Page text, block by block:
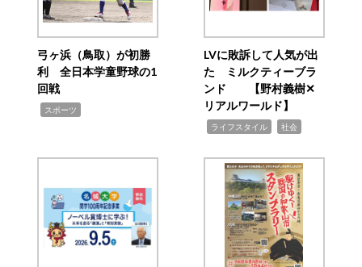
弓ヶ浜（鳥取）が初勝
利 全日本学童野球の1
回戦
スポーツ
LVに敗訴して人気が出
た ミルクティーブラ
ンド 【野村義樹✕
リアルワールド】
ライフスタイル 社会